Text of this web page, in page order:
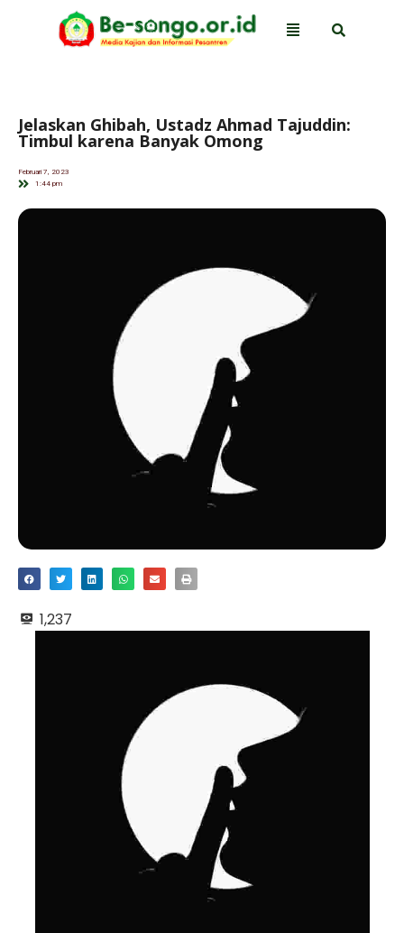
Jelaskan Ghibah, Ustadz Ahmad Tajuddin:
Timbul karena Banyak Omong
Februari 7, 2023
1:44 pm
1,237